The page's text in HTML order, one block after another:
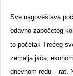
Sve nagoveštava
odavno započetog
to početak Trećeg
zemalja jača,
dnevnom redu – rat.